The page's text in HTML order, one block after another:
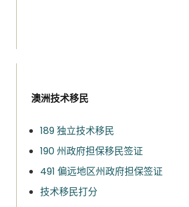
澳洲技术移民
189 独立技术移民
190 州政府担保移民签证
491 偏远地区州政府担保签证
技术移民打分